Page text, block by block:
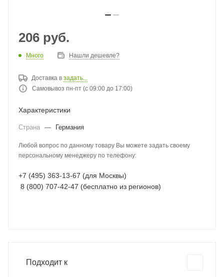
206 руб.
Много Нашли дешевле?
Доставка в задать...
Самовывоз пн-пт (с 09:00 до 17:00)
Характеристики
Страна — Германия
Любой вопрос по данному товару Вы можете задать своему
персональному менеджеру по телефону:
+7 (495) 363-13-67 (для Москвы)
8 (800) 707-42-47 (бесплатно из регионов)
Подходит к